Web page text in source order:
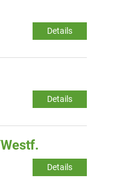
Details
Details
Details